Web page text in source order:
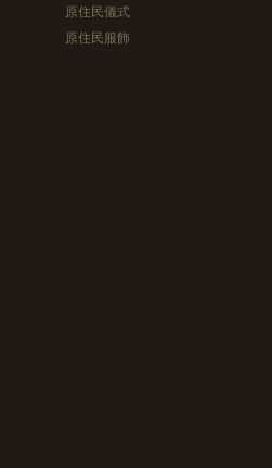
原住民儀式
原住民服飾